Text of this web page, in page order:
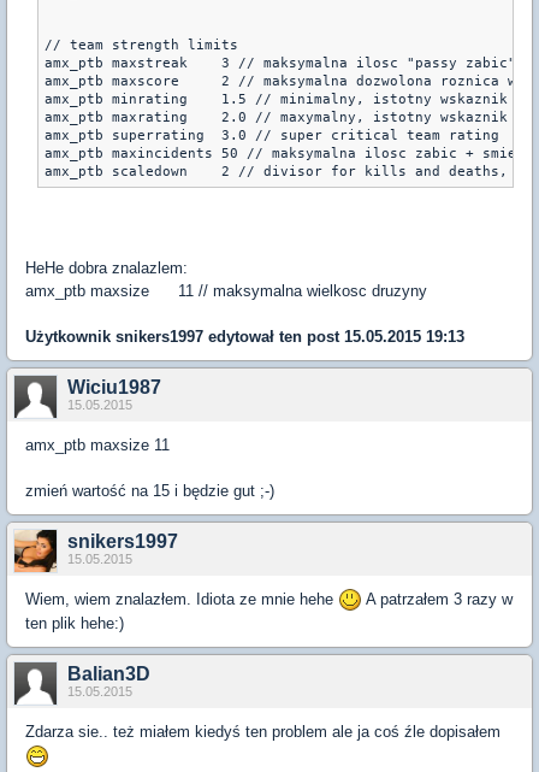
// team strength limits
amx_ptb maxstreak    3 // maksymalna ilosc "passy zabic"
amx_ptb maxscore     2 // maksymalna dozwolona roznica w
amx_ptb minrating    1.5 // minimalny, istotny wskaznik
amx_ptb maxrating    2.0 // maxymalny, istotny wskaznik
amx_ptb superrating  3.0 // super critical team rating
amx_ptb maxincidents 50 // maksymalna ilosc zabic + smierci
HeHe dobra znalazlem:
amx_ptb maxsize 11 // maksymalna wielkosc druzyny
Użytkownik snikers1997 edytował ten post 15.05.2015 19:13
Wiciu1987
15.05.2015
amx_ptb maxsize 11
zmień wartość na 15 i będzie gut ;-)
snikers1997
15.05.2015
Wiem, wiem znalazłem. Idiota ze mnie hehe
A patrzałem 3 razy w
ten plik hehe:)
Balian3D
15.05.2015
Zdarza sie.. też miałem kiedyś ten problem ale ja coś źle dopisałem